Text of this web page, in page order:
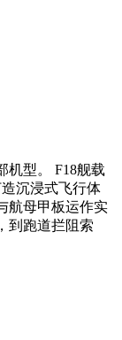
机型。 F18舰载
沉浸式飞行体
航母甲板运作实
到跑道拦阻索